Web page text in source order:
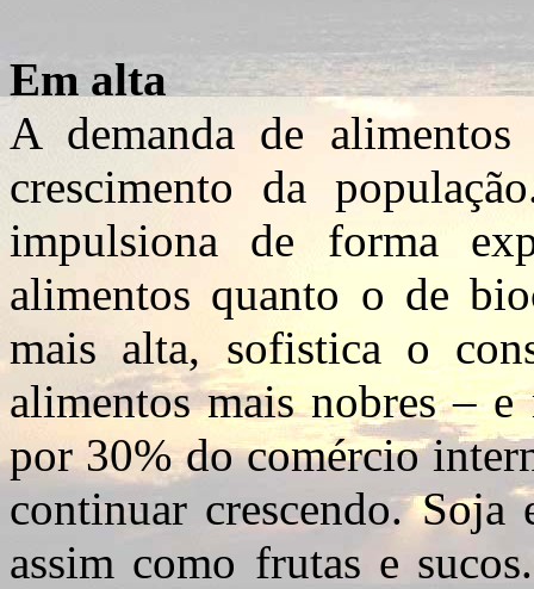
Em alta
A demanda de
crescimento da
impulsiona de forma
alimentos quanto o de
mais alta, sofistica o
alimentos mais nobres –
por 30% do comércio
continuar crescendo.
assim como frutas e